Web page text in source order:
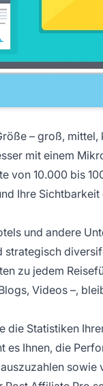
– groß,
mit einem
von 10.000 bis
Ihre Sichtbarkeit
und andere
zu jedem
Videos –,
Statistiken
es Ihnen, die